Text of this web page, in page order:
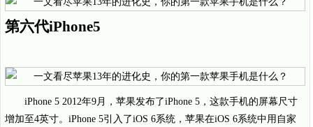
第六代iPhone5
iPhone 5 2012年9月，苹果发布了iPhone 5，这款手机的屏幕尺寸
增加至4英寸。iPhone 5引入了iOS 6系统，苹果在iOS 6系统中用自家